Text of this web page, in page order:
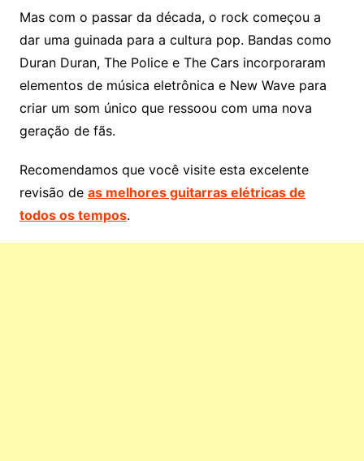
Mas com o passar da década, o rock começou a
dar uma guinada para a cultura pop. Bandas como
Duran Duran, The Police e The Cars incorporaram
elementos de música eletrônica e New Wave para
criar um som único que ressoou com uma nova
geração de fãs.
Recomendamos que você visite esta excelente
revisão de as melhores guitarras elétricas de
todos os tempos.